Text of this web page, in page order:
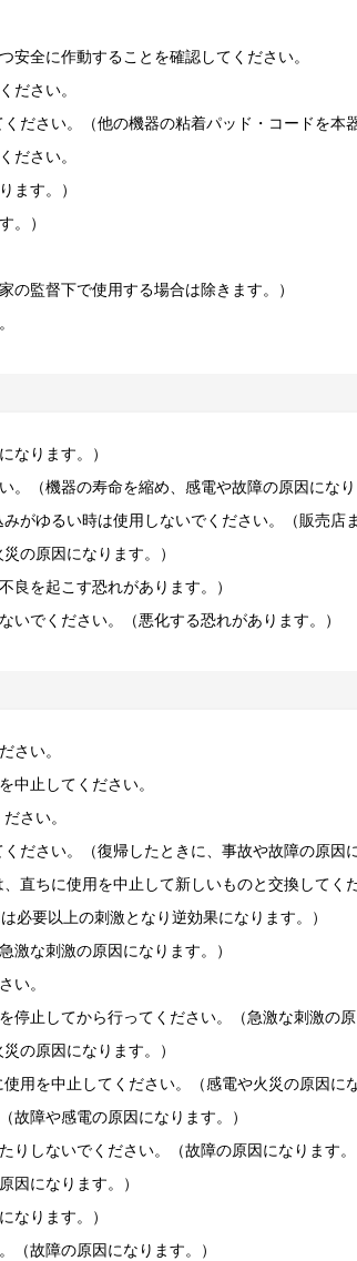
安全に作動することを確認してください。
ださい。
ださい。（他の機器の粘着パッド・コードを
ださい。
ます。）
。）
監督下で使用する場合は除きます。）
なります。）
。（機器の寿命を縮め、感電や故障の原因にな
がゆるい時は使用しないでください。（販売
の原因になります。）
良を起こす恐れがあります。）
でください。（悪化する恐れがあります。）
さい。
中止してください。
さい。
ださい。（復帰したときに、事故や故障の原因
直ちに使用を中止して新しいものと交換してく
必要以上の刺激となり逆効果になります。）
激な刺激の原因になります。）
い。
停止してから行ってください。（急激な刺激の
の原因になります。）
用を中止してください。（感電や火災の原因に
故障や感電の原因になります。）
りしないでください。（故障の原因になります
因になります。）
なります。）
（故障の原因になります。）